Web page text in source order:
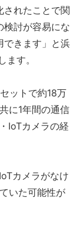
されたことで関
検討が容易にな
できます」と浜
す。
ットで約18万
に1年間の通信
IoTカメラの経
カメラがなけ
いた可能性が